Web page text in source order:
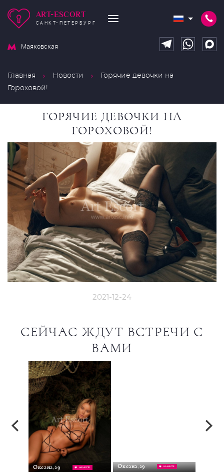
ART-ESCORT
САНКТ-ПЕТЕРБУРГ
Маяковская
Главная Новости
Горячие девочки на
Гороховой!
ГОРЯЧИЕ ДЕВОЧКИ НА
ГОРОХОВОЙ!
2021-12-24
СЕЙЧАС ЖДУТ ВСТРЕЧИ С
ВАМИ
Оксана,29 НА МЕСТЕ Оксана,29 НА МЕСТЕ